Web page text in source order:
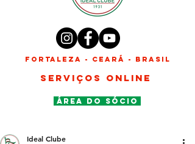
FORTALEZA - CEARÁ - BRASIL
SERVIÇOS ONLINE
ÁREA DO SÓCIO
Ideal Clube